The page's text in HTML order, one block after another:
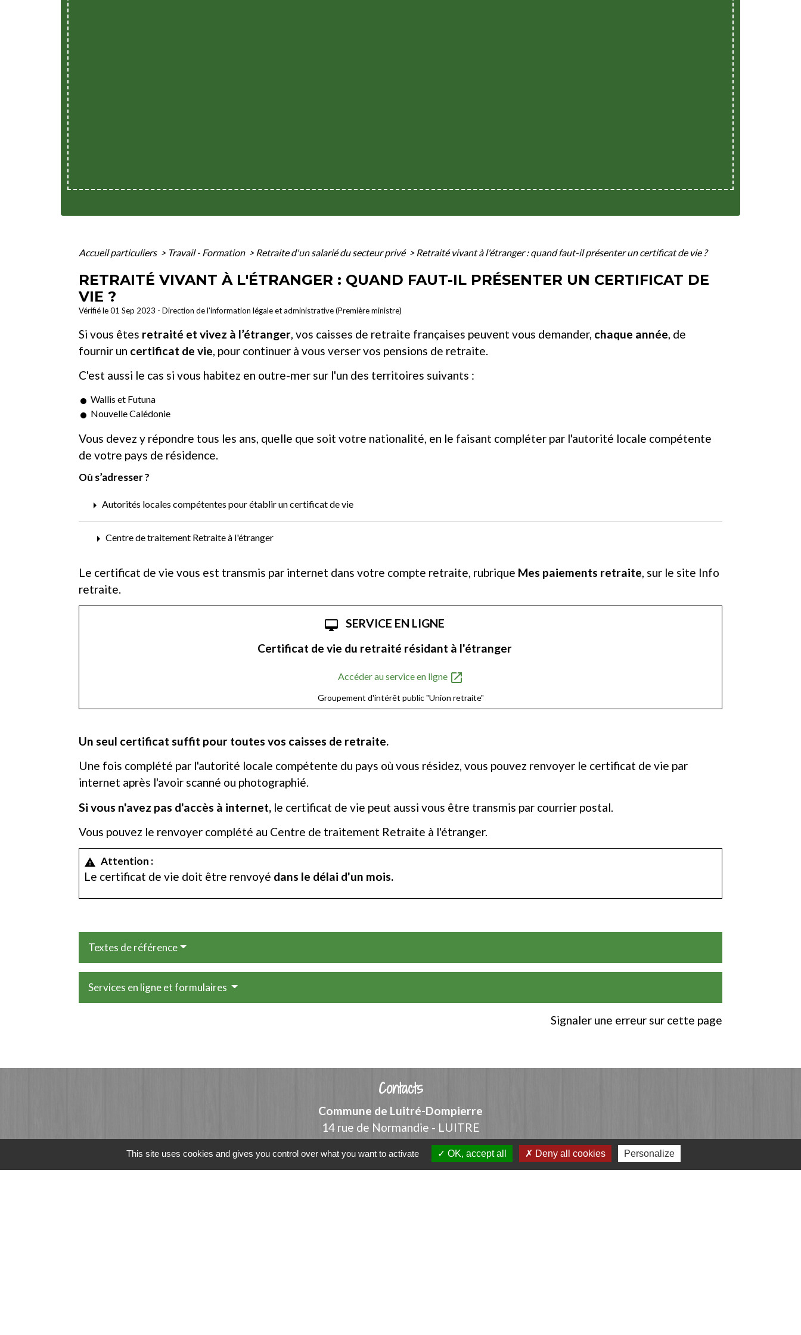
Accueil particuliers > Travail - Formation > Retraite d'un salarié du secteur privé > Retraité vivant à l'étranger : quand faut-il présenter un certificat de vie ?
RETRAITÉ VIVANT À L'ÉTRANGER : QUAND FAUT-IL PRÉSENTER UN CERTIFICAT DE
VIE ?
Vérifié le 01 Sep 2023 - Direction de l'information légale et administrative (Première ministre)
Si vous êtes retraité et vivez à l’étranger, vos caisses de retraite françaises peuvent vous demander, chaque année, de
fournir un certificat de vie, pour continuer à vous verser vos pensions de retraite.
C'est aussi le cas si vous habitez en outre-mer sur l'un des territoires suivants :
Wallis et Futuna
Nouvelle Calédonie
Vous devez y répondre tous les ans, quelle que soit votre nationalité, en le faisant compléter par l'autorité locale compétente
de votre pays de résidence.
Où s’adresser ?
arrow_right Autorités locales compétentes pour établir un certificat de vie
arrow_right Centre de traitement Retraite à l'étranger
Le certificat de vie vous est transmis par internet dans votre compte retraite, rubrique Mes paiements retraite, sur le site Info
retraite.
desktop_mac SERVICE EN LIGNE
Certificat de vie du retraité résidant à l'étranger
Accéder au service en ligne open_in_new
Groupement d'intérêt public "Union retraite"
Un seul certificat suffit pour toutes vos caisses de retraite.
Une fois complété par l'autorité locale compétente du pays où vous résidez, vous pouvez renvoyer le certificat de vie par
internet après l'avoir scanné ou photographié.
Si vous n'avez pas d'accès à internet, le certificat de vie peut aussi vous être transmis par courrier postal.
Vous pouvez le renvoyer complété au Centre de traitement Retraite à l'étranger.
warning Attention :
Le certificat de vie doit être renvoyé dans le délai d'un mois.
Textes de référence
Services en ligne et formulaires
Signaler une erreur sur cette page
Contacts
Commune de Luitré-Dompierre
14 rue de Normandie - LUITRE
35133 Luitré-Dompierre - FRANCE
+33 2 99 97 91 26
This site uses cookies and gives you control over what you want to activate OK, accept all Deny all cookies Personalize